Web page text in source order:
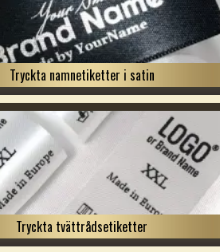
Tryckta namnetiketter i satin
Tryckta tvättrådsetiketter